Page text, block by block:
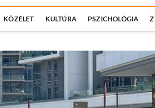
KÖZÉLET KULTÚRA PSZICHOLÓGIA